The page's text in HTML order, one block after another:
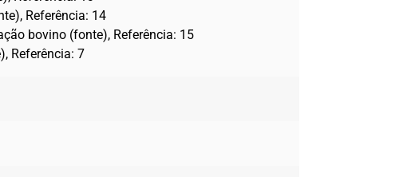
Referência: 14
bovino (fonte), Referência: 15
Referência: 7